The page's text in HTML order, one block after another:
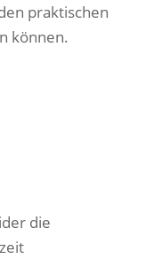
praktischen
können.
die